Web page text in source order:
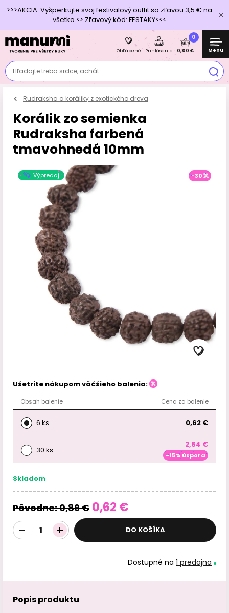
>>>AKCIA: Vyšperkujte svoj festivalový outfit so zľavou 3,5 € na
všetko <> Zľavový kód: FESTAKY<<<
Hľadajte treba srdce, achát...
Obľúbené Prihlásenie
0
0,00 € Menu
Rudraksha a koráliky z exotického dreva
Korálik zo semienka
Rudraksha farbená
tmavohnedá 10mm
Výpredaj -30
Ušetrite nákupom väčšieho balenia:
Obsah balenie Cena za balenie
6 ks 0,62 €
30 ks
2,64 €
-15% úspora
Skladom
Pôvodne:0,89 € 0,62 €
DO KOŠÍKA
Dostupné na 1 predajna
Popis produktu